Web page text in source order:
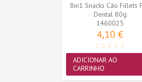
8in1 Snacks Cão Fillets
Dental 80g
1460025
4,10 €
ADICIONAR AO
CARRINHO